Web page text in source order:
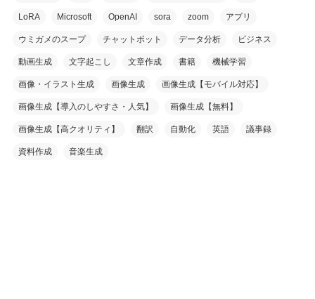
LoRA Microsoft OpenAI sora zoom アプリ
ウミガメのスープ チャットボット データ分析 ビジネス
動画生成 文字起こし 文章作成 書籍 機械学習
画像・イラスト生成 画像生成 画像生成【モバイル対応】
画像生成【導入のしやすさ・人気】 画像生成【無料】
画像生成【高クオリティ】 翻訳 自動化 英語 議事録
資料作成 音楽生成